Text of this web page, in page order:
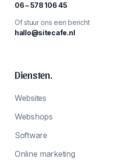
‪06 – 578 106 45‬
Of stuur ons een bericht
hallo@sitecafe.nl
Diensten.
Websites
Webshops
Software
Online marketing